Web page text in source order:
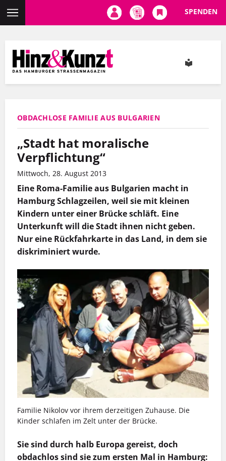
Inhalt
SPENDEN
OBDACHLOSE FAMILIE AUS BULGARIEN
„Stadt hat moralische
Verpflichtung“
Mittwoch, 28. August 2013
Eine Roma-Familie aus Bulgarien macht in
Hamburg Schlagzeilen, weil sie mit kleinen
Kindern unter einer Brücke schläft. Eine
Unterkunft will die Stadt ihnen nicht geben.
Nur eine Rückfahrkarte in das Land, in dem sie
diskriminiert wurde.
Familie Nikolov vor ihrem derzeitigen Zuhause. Die
Kinder schlafen im Zelt unter der Brücke.
Sie sind durch halb Europa gereist, doch
obdachlos sind sie zum ersten Mal in Hamburg: